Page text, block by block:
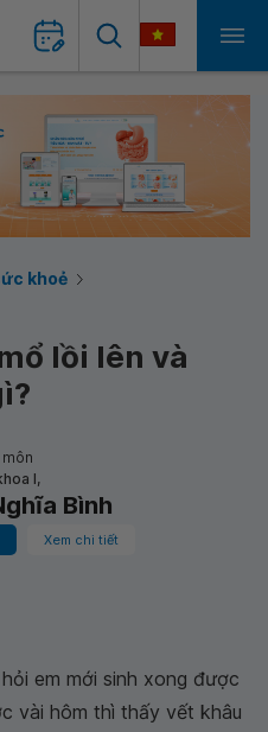
khoẻ
lồi lên và
I,
Bình
Xem chi tiết
em mới sinh xong được
vài hôm thì thấy vết khâu